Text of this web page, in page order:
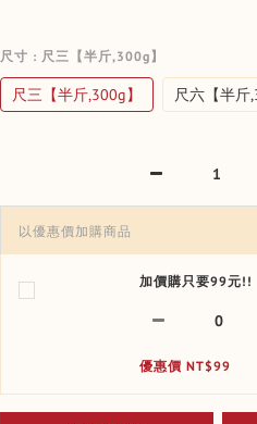
尺寸 : 尺三【半斤,300g】
尺三【半斤,300g】 尺六【半斤
以優惠價加購商品
加價購只要99元!!
優惠價 NT$99